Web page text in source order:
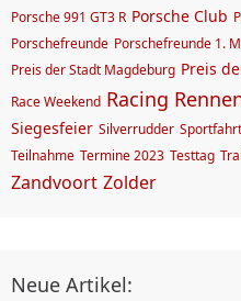
Porsche 991 GT3 R Porsche Club
Porschefreunde Porschefreunde 1.
Preis der Stadt Magdeburg Preis
Race Weekend Racing
Siegesfeier Silverrudder
Teilnahme Termine 2023 Testtag
Zandvoort Zolder
Neue Artikel: